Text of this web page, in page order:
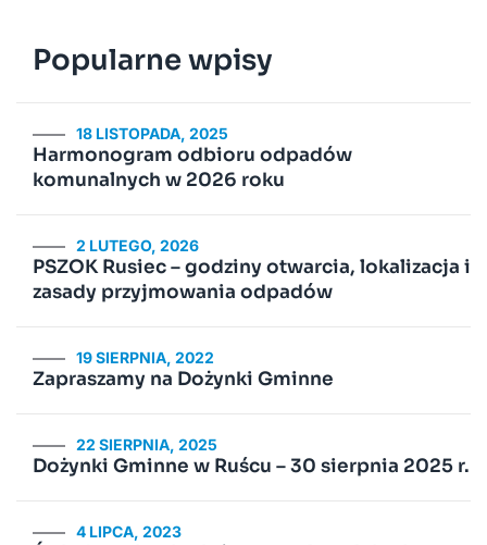
Popularne wpisy
18 LISTOPADA, 2025
Harmonogram odbioru odpadów
komunalnych w 2026 roku
2 LUTEGO, 2026
PSZOK Rusiec – godziny otwarcia, lokalizacja i
zasady przyjmowania odpadów
19 SIERPNIA, 2022
Zapraszamy na Dożynki Gminne
22 SIERPNIA, 2025
Dożynki Gminne w Ruścu – 30 sierpnia 2025 r.
4 LIPCA, 2023